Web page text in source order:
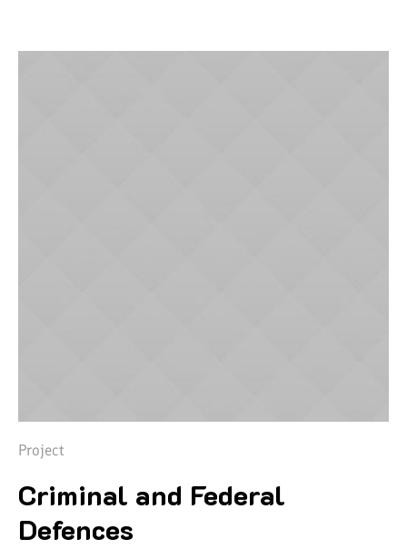
Project
Criminal and Federal
Defences